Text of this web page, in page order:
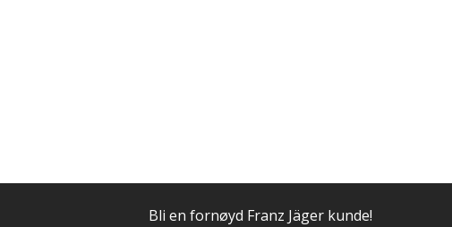
Bli en fornøyd Franz Jäger kunde!